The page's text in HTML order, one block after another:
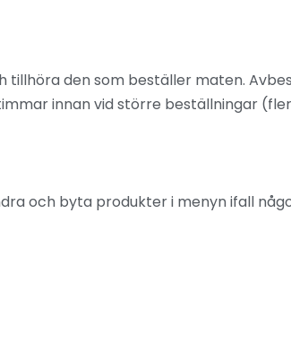
den som beställer maten.
innan vid större beställningar
och byta produkter i menyn ifall